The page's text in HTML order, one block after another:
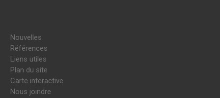
Nouvelles
Références
Liens utiles
Plan du site
Carte interactive
Nous joindre